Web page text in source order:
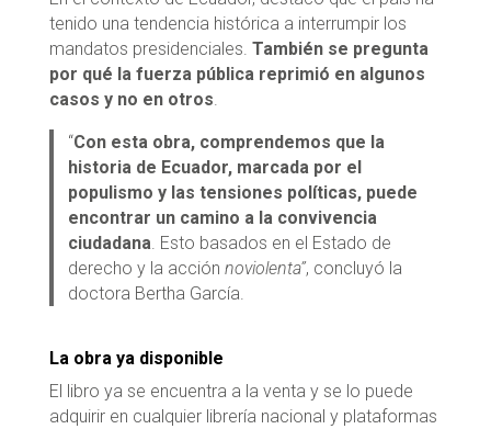
tenido una tendencia histórica a interrumpir los
mandatos presidenciales. También se pregunta
por qué la fuerza pública reprimió en algunos
casos y no en otros
“Con esta obra, comprendemos que la
historia de Ecuador, marcada por el
populismo y las tensiones políticas, puede
encontrar un camino a la convivencia
ciudadana . Esto basados en el Estado de
derecho y la acciónnoviolenta”, concluyó la
doctora Bertha García.
La obra ya disponible
El libro ya se encuentra a la venta y se lo puede
adquirir en cualquier librería nacional y plataformas